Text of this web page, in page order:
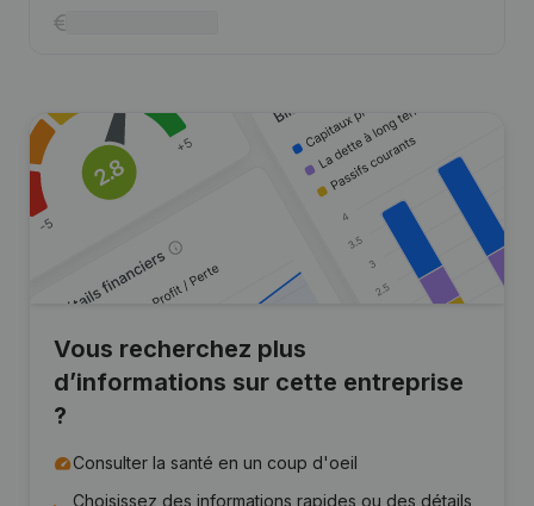
Vous recherchez plus
d’informations sur cette entreprise
?
Consulter la santé en un coup d'oeil
Choisissez des informations rapides ou des détails